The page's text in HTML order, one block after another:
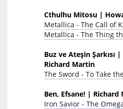
Cthulhu Mitosu |
Metallica - The Call of
Metallica - The Thing
Buz ve Ateşin Şarkısı
Richard Martin
The Sword - To Take
Ben, Efsane! | Richard
Iron Savior - The